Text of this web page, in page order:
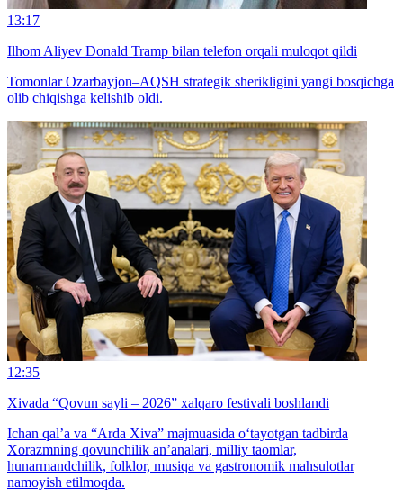
13:17
Ilhom Aliyev Donald Tramp bilan telefon orqali muloqot qildi
Tomonlar Ozarbayjon–AQSH strategik sherikligini yangi bosqichga
olib chiqishga kelishib oldi.
12:35
Xivada “Qovun sayli – 2026” xalqaro festivali boshlandi
Ichan qal’a va “Arda Xiva” majmuasida o‘tayotgan tadbirda
Xorazmning qovunchilik an’analari, milliy taomlar,
hunarmandchilik, folklor, musiqa va gastronomik mahsulotlar
namoyish etilmoqda.